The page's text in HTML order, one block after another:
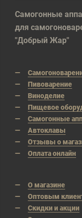
Самогонные
для
"Добрый Жар"
Пивоварение
Виноделие
Пищевое
Самогонные
Автоклавы
Отзывы о
Оплата онлайн
О магазине
Оптовым
Скидки и акции